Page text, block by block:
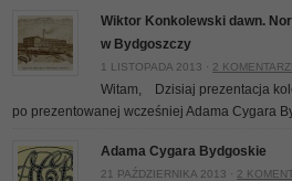
Wiktor Konkolewski dawn.
w Bydgoszczy
1 LISTOPADA 2013 · 2
Witam, Dzisiaj prezentacja
po prezentowanej wcześniej Adama Cygara
Adama Cygara Bydgoskie
21 PAŹDZIERNIKA 2013 · 2